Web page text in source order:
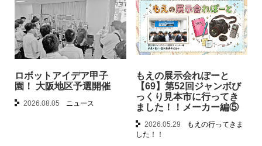
ロボットアイデア甲子
園！ 大阪地区予選開催
2026.08.05 ニュース
もえの展示会れぽーと
【69】第52回ジャンボび
っくり見本市に行ってき
ました！！メーカー編⑤
2026.05.29
もえの行ってきま
した！！